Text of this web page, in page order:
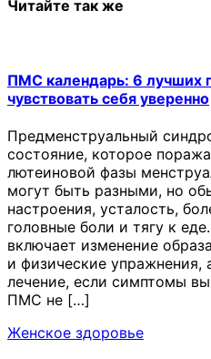
Читайте так же
ПМС календарь: 6 лучших
чувствовать себя уверенно
Предменструальный
состояние, которое
лютеиновой фазы
могут быть разными, но
настроения, усталость,
головные боли и тягу к
включает изменение
и физические упражнения,
лечение, если симптомы
ПМС не […]
Женское здоровье